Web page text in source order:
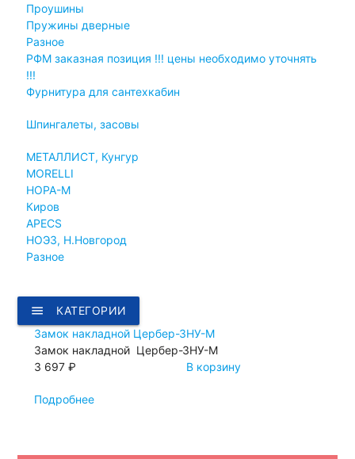
Проушины
Пружины дверные
Разное
РФМ заказная позиция !!! цены необходимо уточнять
!!!
Фурнитура для сантехкабин
Шпингалеты, засовы
МЕТАЛЛИСТ, Кунгур
MORELLI
НОРА-М
Киров
APECS
НОЭЗ, Н.Новгород
Разное
menu
КАТЕГОРИИ
Замок накладной Цербер-ЗНУ-М
Замок накладной Цербер-ЗНУ-М
3 697 ₽
В корзину
Подробнее